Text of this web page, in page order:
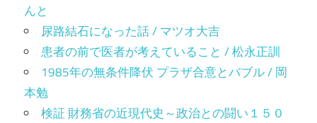
んと
尿路結石になった話 / マツオ大吉
患者の前で医者が考えていること / 松永正訓
1985年の無条件降伏 プラザ合意とバブル / 岡
本勉
検証 財務省の近現代史～政治との闘い１５０